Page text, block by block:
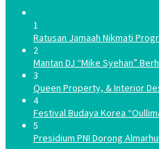
1
Ratusan Jamaah Nikmati
2
Mantan DJ “Mike Syehan”
3
Queen Property, & Interior
4
Festival Budaya Korea
5
Presidium PNI Dorong